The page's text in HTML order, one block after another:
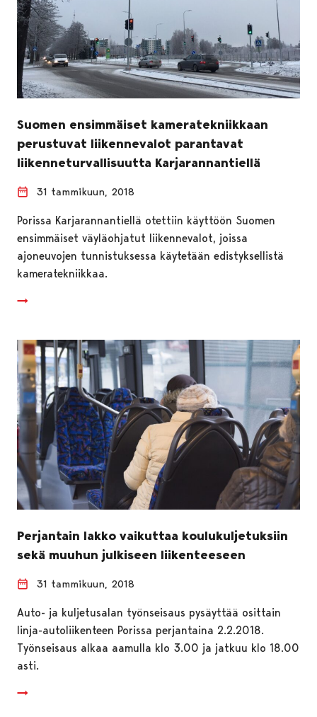
Suomen ensimmäiset kameratekniikkaan
perustuvat liikennevalot parantavat
liikenneturvallisuutta Karjarannantiellä
31 tammikuun, 2018
Porissa Karjarannantiellä otettiin käyttöön Suomen
ensimmäiset väyläohjatut liikennevalot, joissa
ajoneuvojen tunnistuksessa käytetään edistyksellistä
kameratekniikkaa.
Perjantain lakko vaikuttaa koulukuljetuksiin
sekä muuhun julkiseen liikenteeseen
31 tammikuun, 2018
Auto- ja kuljetusalan työnseisaus pysäyttää osittain
linja-autoliikenteen Porissa perjantaina 2.2.2018.
Työnseisaus alkaa aamulla klo 3.00 ja jatkuu klo 18.00
asti.